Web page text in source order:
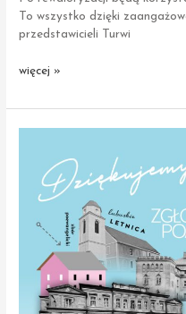
To wszystko dzięki
przedstawicieli Turwi
Turew
Zespół
więcej »